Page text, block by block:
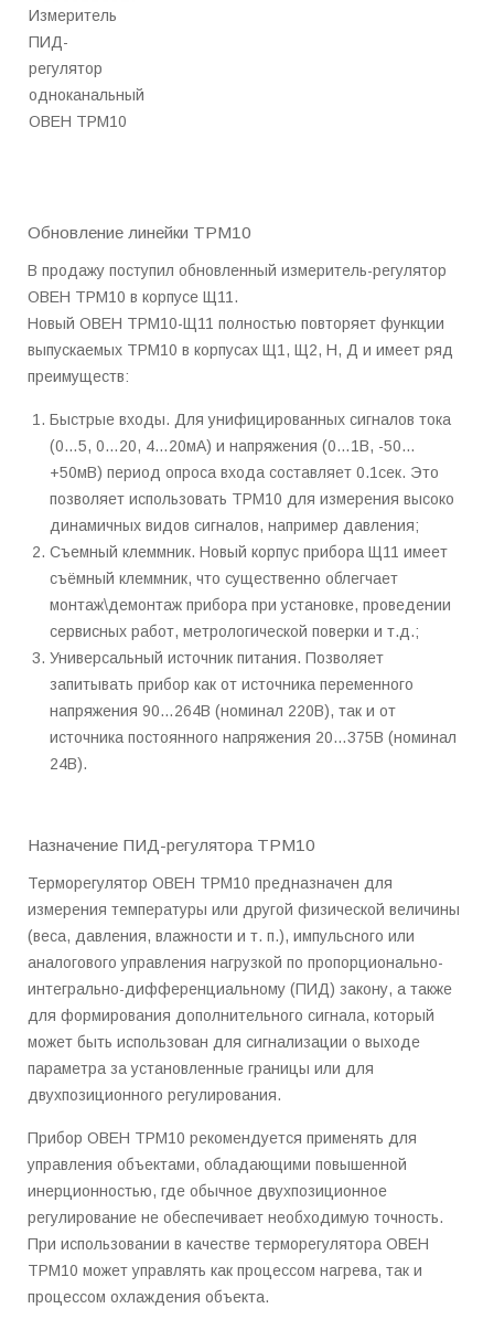
Измеритель
ПИД-
регулятор
одноканальный
ОВЕН ТРМ10
Обновление линейки ТРМ10
В продажу поступил обновленный измеритель-регулятор
ОВЕН ТРМ10 в корпусе Щ11.
Новый ОВЕН ТРМ10-Щ11 полностью повторяет функции
выпускаемых ТРМ10 в корпусах Щ1, Щ2, Н, Д и имеет ряд
преимуществ:
Быстрые входы. Для унифицированных сигналов тока
(0…5, 0…20, 4…20мА) и напряжения (0…1В, -50…
+50мВ) период опроса входа составляет 0.1сек. Это
позволяет использовать ТРМ10 для измерения высоко
динамичных видов сигналов, например давления;
Съемный клеммник. Новый корпус прибора Щ11 имеет
съёмный клеммник, что существенно облегчает
монтаж\демонтаж прибора при установке, проведении
сервисных работ, метрологической поверки и т.д.;
Универсальный источник питания. Позволяет
запитывать прибор как от источника переменного
напряжения 90…264В (номинал 220В), так и от
источника постоянного напряжения 20…375В (номинал
24В).
Назначение ПИД-регулятора ТРМ10
Терморегулятор ОВЕН ТРМ10 предназначен для
измерения температуры или другой физической величины
(веса, давления, влажности и т. п.), импульсного или
аналогового управления нагрузкой по пропорционально-
интегрально-дифференциальному (ПИД) закону, а также
для формирования дополнительного сигнала, который
может быть использован для сигнализации о выходе
параметра за установленные границы или для
двухпозиционного регулирования.
Прибор ОВЕН ТРМ10 рекомендуется применять для
управления объектами, обладающими повышенной
инерционностью, где обычное двухпозиционное
регулирование не обеспечивает необходимую точность.
При использовании в качестве терморегулятора ОВЕН
ТРМ10 может управлять как процессом нагрева, так и
процессом охлаждения объекта.